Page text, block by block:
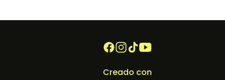
Creado con